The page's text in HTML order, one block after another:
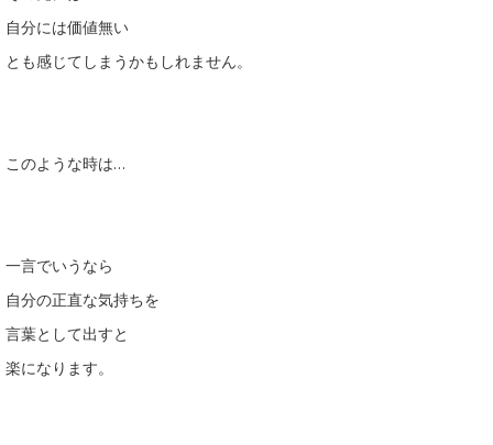
自分には価値無い
とも感じてしまうかもしれません。
このような時は…
一言でいうなら
自分の正直な気持ちを
言葉として出すと
楽になります。